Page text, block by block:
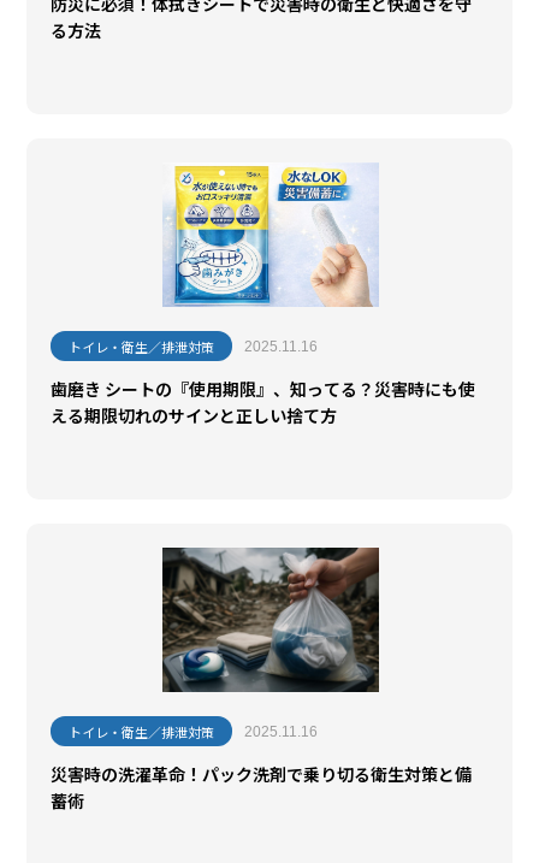
る方法
トイレ・衛生／排泄対策 2025.11.16
歯磨き シートの『使用期限』、知ってる？災害時にも使
える期限切れのサインと正しい捨て方
トイレ・衛生／排泄対策 2025.11.16
災害時の洗濯革命！パック洗剤で乗り切る衛生対策と備
蓄術